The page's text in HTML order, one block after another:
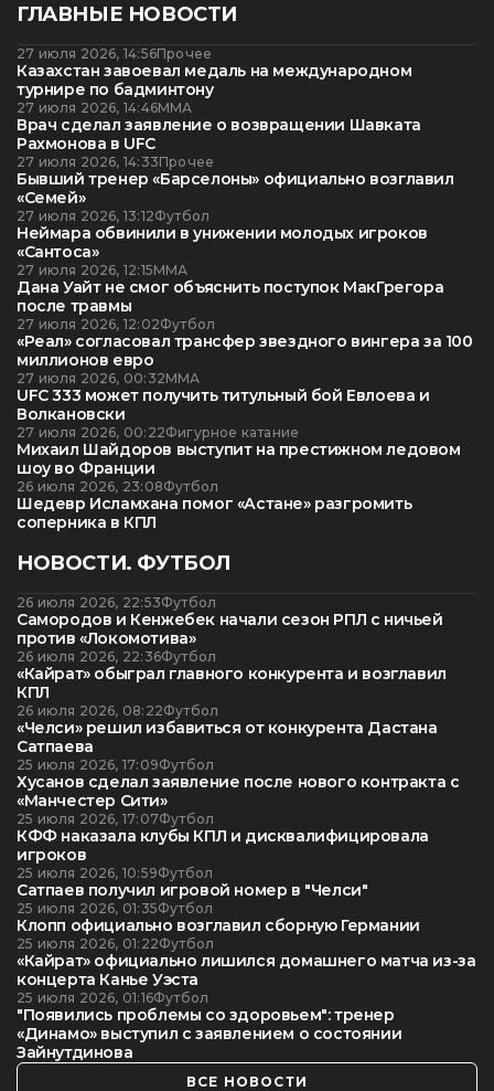
ГЛАВНЫЕ НОВОСТИ
27 июля 2026, 14:56Прочее
Казахстан завоевал медаль на международном
турнире по бадминтону
27 июля 2026, 14:46ММА
Врач сделал заявление о возвращении Шавката
Рахмонова в UFC
27 июля 2026, 14:33Прочее
Бывший тренер «Барселоны» официально возглавил
«Семей»
27 июля 2026, 13:12Футбол
Неймара обвинили в унижении молодых игроков
«Сантоса»
27 июля 2026, 12:15ММА
Дана Уайт не смог объяснить поступок МакГрегора
после травмы
27 июля 2026, 12:02Футбол
«Реал» согласовал трансфер звездного вингера за 100
миллионов евро
27 июля 2026, 00:32ММА
UFC 333 может получить титульный бой Евлоева и
Волкановски
27 июля 2026, 00:22Фигурное катание
Михаил Шайдоров выступит на престижном ледовом
шоу во Франции
26 июля 2026, 23:08Футбол
Шедевр Исламхана помог «Астане» разгромить
соперника в КПЛ
НОВОСТИ. ФУТБОЛ
26 июля 2026, 22:53Футбол
Самородов и Кенжебек начали сезон РПЛ с ничьей
против «Локомотива»
26 июля 2026, 22:36Футбол
«Кайрат» обыграл главного конкурента и возглавил
КПЛ
26 июля 2026, 08:22Футбол
«Челси» решил избавиться от конкурента Дастана
Сатпаева
25 июля 2026, 17:09Футбол
Хусанов сделал заявление после нового контракта с
«Манчестер Сити»
25 июля 2026, 17:07Футбол
КФФ наказала клубы КПЛ и дисквалифицировала
игроков
25 июля 2026, 10:59Футбол
Сатпаев получил игровой номер в "Челси"
25 июля 2026, 01:35Футбол
Клопп официально возглавил сборную Германии
25 июля 2026, 01:22Футбол
«Кайрат» официально лишился домашнего матча из-за
концерта Канье Уэста
25 июля 2026, 01:16Футбол
"Появились проблемы со здоровьем": тренер
«Динамо» выступил с заявлением о состоянии
Зайнутдинова
ВСЕ НОВОСТИ